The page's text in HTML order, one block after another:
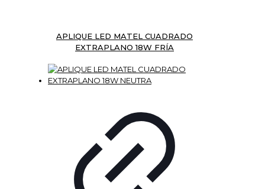
APLIQUE LED MATEL CUADRADO
EXTRAPLANO 18W FRÍA